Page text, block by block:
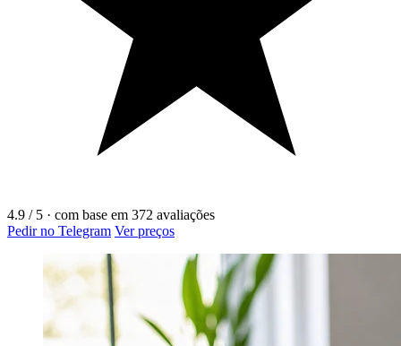
4.9 / 5 · com base em 372 avaliações
Pedir no Telegram Ver preços